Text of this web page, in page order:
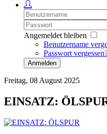
Angemeldet bleiben
Benutzername
Passwort
Anmelden
Freitag, 08 August 2025
EINSATZ: